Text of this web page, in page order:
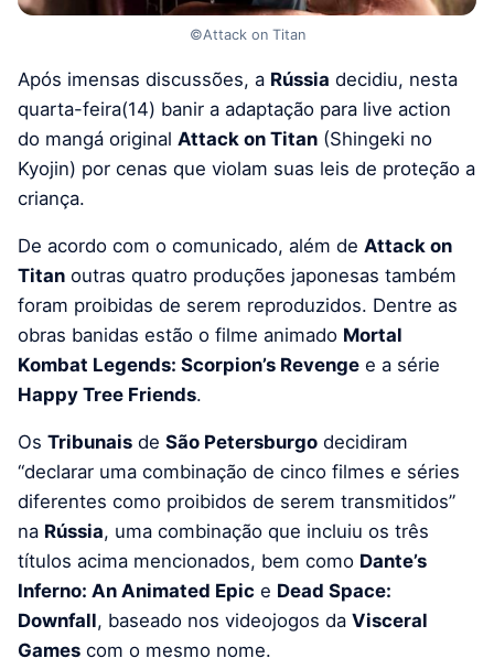
©Attack on Titan
Após imensas discussões, a Rússia decidiu, nesta
quarta-feira(14) banir a adaptação para live action
do mangá original Attack on Titan (Shingeki no
Kyojin) por cenas que violam suas leis de proteção a
criança.
De acordo com o comunicado, além de Attack on
Titan outras quatro produções japonesas também
foram proibidas de serem reproduzidos. Dentre as
obras banidas estão o filme animado Mortal
Kombat Legends: Scorpion’s Revenge e a série
Happy Tree Friends.
Os Tribunais de São Petersburgo decidiram
“declarar uma combinação de cinco filmes e séries
diferentes como proibidos de serem transmitidos”
na Rússia, uma combinação que incluiu os três
títulos acima mencionados, bem como Dante’s
Inferno: An Animated Epic e Dead Space:
Downfall, baseado nos videojogos da Visceral
Games com o mesmo nome.